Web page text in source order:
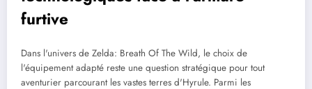
furtive
Dans l'univers de Zelda: Breath Of The Wild, le choix de
l'équipement adapté reste une question stratégique pour tout
aventurier parcourant les vastes terres d'Hyrule. Parmi les